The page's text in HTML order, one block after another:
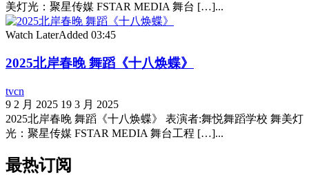
美灯光：聚星传媒 FSTAR MEDIA 舞台 […]...
Watch LaterAdded 03:45
2025北岸春晚 舞蹈《十八焕蝶》
tvcn
9 2 月 2025 19 3 月 2025
2025北岸春晚 舞蹈《十八焕蝶》 表演者:舞悦舞蹈学校 舞美灯
光：聚星传媒 FSTAR MEDIA 舞台工程 […]...
最热订阅